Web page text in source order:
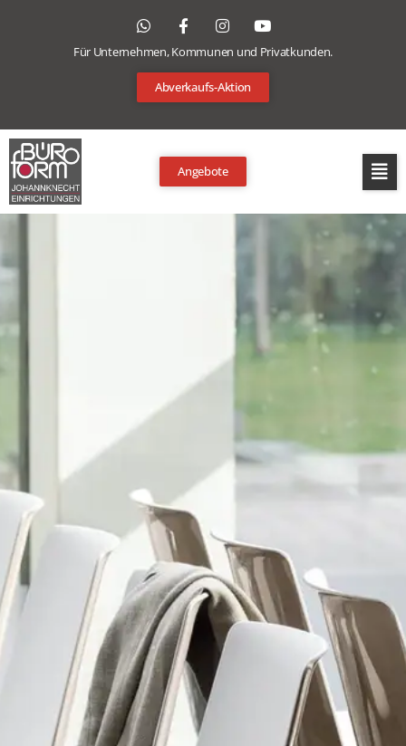
Für Unternehmen, Kommunen und Privatkunden.
Abverkaufs-Aktion
Angebote